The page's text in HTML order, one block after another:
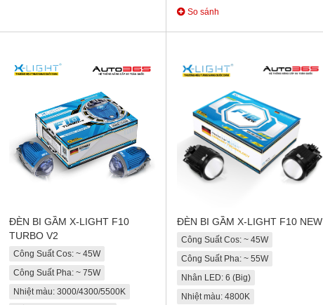
So sánh
ĐÈN BI GẦM X-LIGHT F10
TURBO V2
Công Suất Cos: ~ 45W
Công Suất Pha: ~ 75W
Nhiệt màu: 3000/4300/5500K
ĐÈN BI GẦM X-LIGHT F10 NEW
Công Suất Cos: ~ 45W
Công Suất Pha: ~ 55W
Nhân LED: 6 (Big)
Nhiệt màu: 4800K